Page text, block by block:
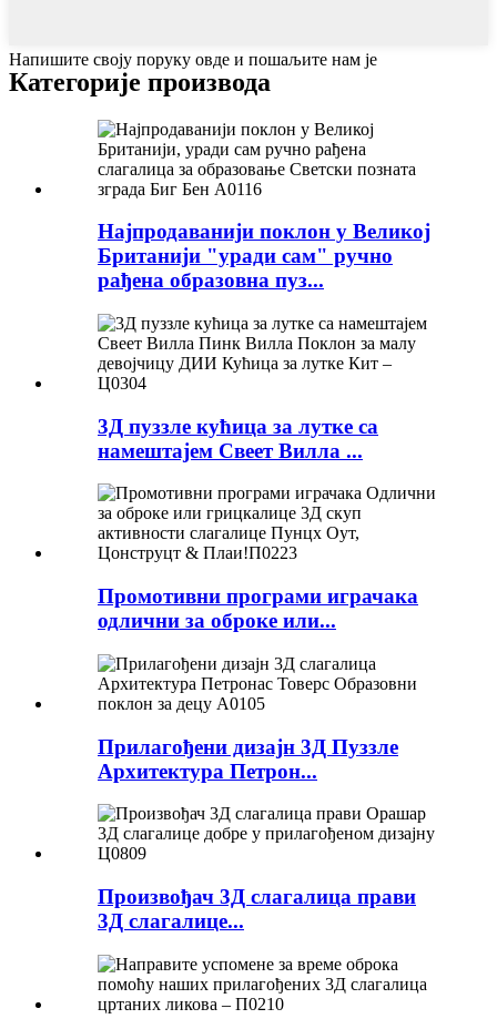
Напишите своју поруку овде и пошаљите нам је
Категорије производа
Најпродаванији поклон у Великој
Британији "уради сам" ручно
рађена образовна пуз...
3Д пуззле кућица за лутке са
намештајем Свеет Вилла ...
Промотивни програми играчака
одлични за оброке или...
Прилагођени дизајн 3Д Пуззле
Архитектура Петрон...
Произвођач 3Д слагалица прави
3Д слагалице...